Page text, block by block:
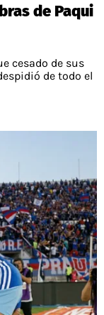
de Paqui
cesado de sus
de todo el